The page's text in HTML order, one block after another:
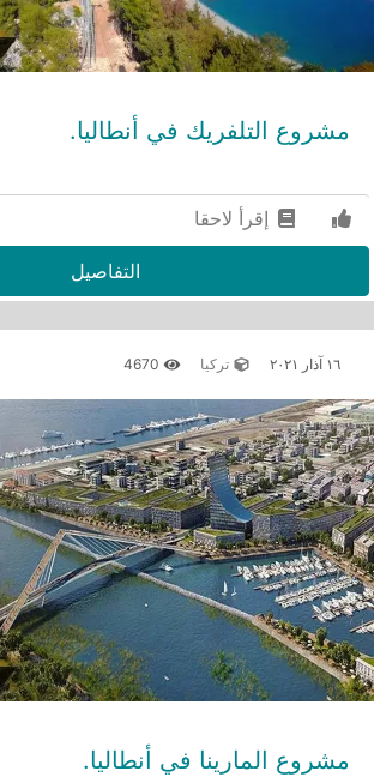
مشروع التلفريك في أنطاليا.
إقرأ لاحقا
التفاصيل
١٦ آذار ٢٠٢١ تركيا
مشروع المارينا في أنطاليا.